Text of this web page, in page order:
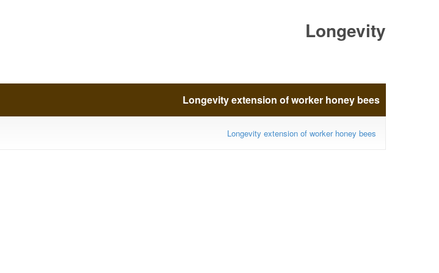
Longevity
honey bees
Longevity extension of worker honey bees
Longevity extension of worker honey bees